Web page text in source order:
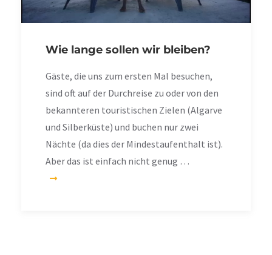
Wie lange sollen wir bleiben?
Gäste, die uns zum ersten Mal besuchen,
sind oft auf der Durchreise zu oder von den
bekannteren touristischen Zielen (Algarve
und Silberküste) und buchen nur zwei
Nächte (da dies der Mindestaufenthalt ist).
Aber das ist einfach nicht genug …